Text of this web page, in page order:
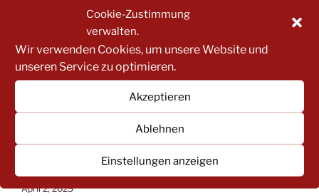
Cookie-Zustimmung
verwalten.
Wir verwenden Cookies, um unsere Website und
unseren Service zu optimieren.
Akzeptieren
Ablehnen
Einstellungen anzeigen
Save the Date: KEA-Vollversammlung (Neuwahl des
November 4, 2025
Einladung zur Vollversammlung des KEA NR
Landesweite Elternumfrage
Landeselternausschuss Rheinland-Pfalz wählt auf
seiner Vollversammlung einen neuen Vorstand
April 2, 2025